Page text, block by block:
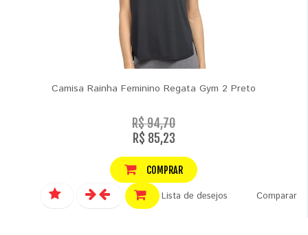
Camisa Rainha Feminino Regata Gym 2 Preto
R$ 94,70
R$ 85,23
COMPRAR
Lista de desejos Comparar